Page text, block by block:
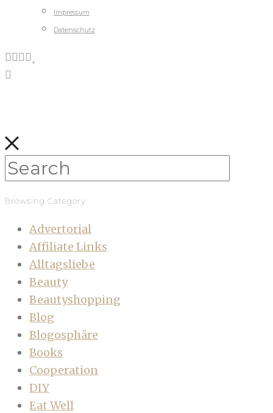
Impressum
Datenschutz
Browsing Category
Advertorial
Affiliate Links
Alltagsliebe
Beauty
Beautyshopping
Blog
Blogosphäre
Books
Cooperation
DIY
Eat Well